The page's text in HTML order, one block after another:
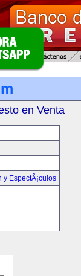
en Venta
y EspectÃ¡culos